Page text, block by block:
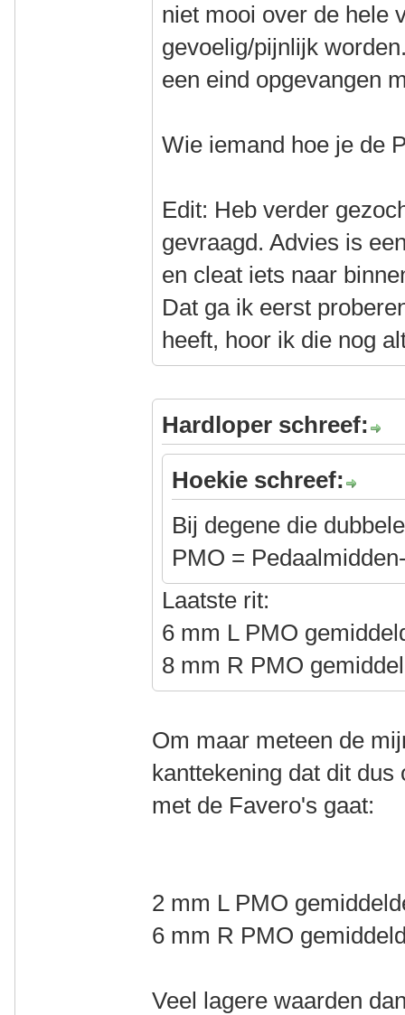
niet mooi over de hele
gevoelig/pijnlijk
een eind opgevangen
Wie iemand hoe je de
Edit: Heb verder
gevraagd. Advies is
en cleat iets naar
Dat ga ik eerst
heeft, hoor ik die nog
Hardloper schreef:
Hoekie schreef:
Bij degene die
PMO =
Laatste rit:
6 mm L PMO
8 mm R PMO
Om maar meteen de
kanttekening dat dit
met de Favero's gaat:
2 mm L PMO
6 mm R PMO
Veel lagere waarden